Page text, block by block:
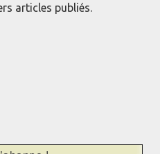
articles publiés.